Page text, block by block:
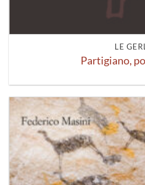
LE
Partigiano,